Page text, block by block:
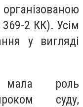
2 КК). Усім
у вигляді
мала роль
суду,